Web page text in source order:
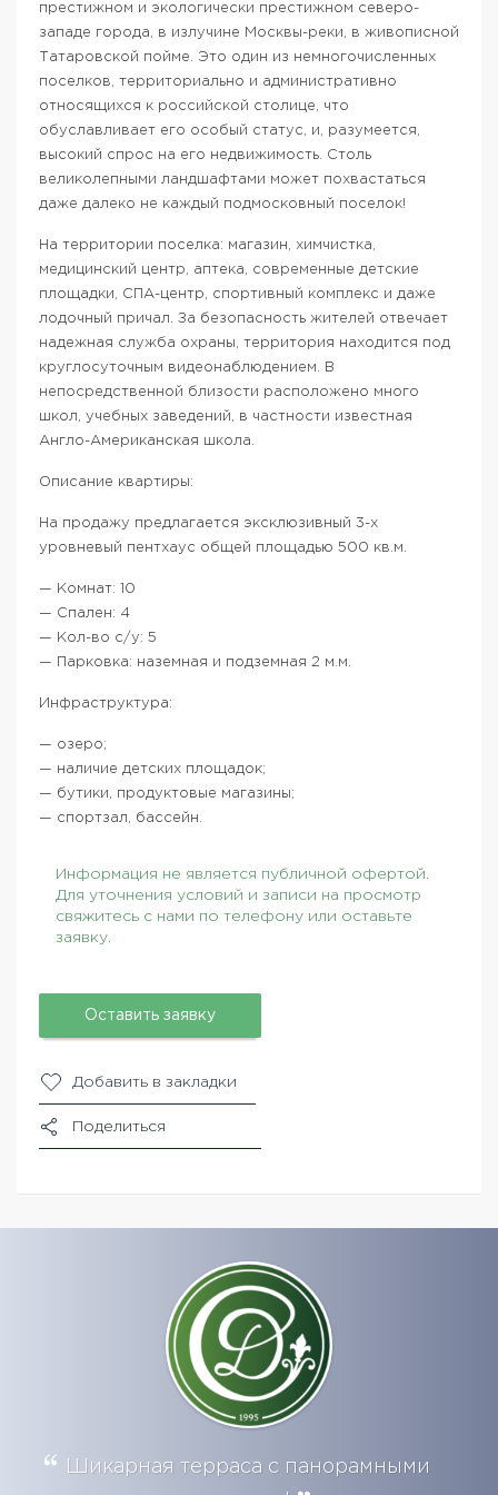
престижном и экологически престижном северо-
западе города, в излучине Москвы-реки, в живописной
Татаровской пойме. Это один из немногочисленных
поселков, территориально и административно
относящихся к российской столице, что
обуславливает его особый статус, и, разумеется,
высокий спрос на его недвижимость. Столь
великолепными ландшафтами может похвастаться
даже далеко не каждый подмосковный поселок!
На территории поселка: магазин, химчистка,
медицинский центр, аптека, современные детские
площадки, СПА-центр, спортивный комплекс и даже
лодочный причал. За безопасность жителей отвечает
надежная служба охраны, территория находится под
круглосуточным видеонаблюдением. В
непосредственной близости расположено много
школ, учебных заведений, в частности известная
Англо-Американская школа.
Описание квартиры:
На продажу предлагается эксклюзивный 3-х
уровневый пентхаус общей площадью 500 кв.м.
— Комнат: 10
— Спален: 4
— Кол-во с/у: 5
— Парковка: наземная и подземная 2 м.м.
Инфраструктура:
— озеро;
— наличие детских площадок;
— бутики, продуктовые магазины;
— спортзал, бассейн.
Информация не является публичной офертой.
Для уточнения условий и записи на просмотр
свяжитесь с нами по телефону или оставьте
заявку.
Оставить заявку
Добавить в закладки
Поделиться
Шикарная терраса с панорамными